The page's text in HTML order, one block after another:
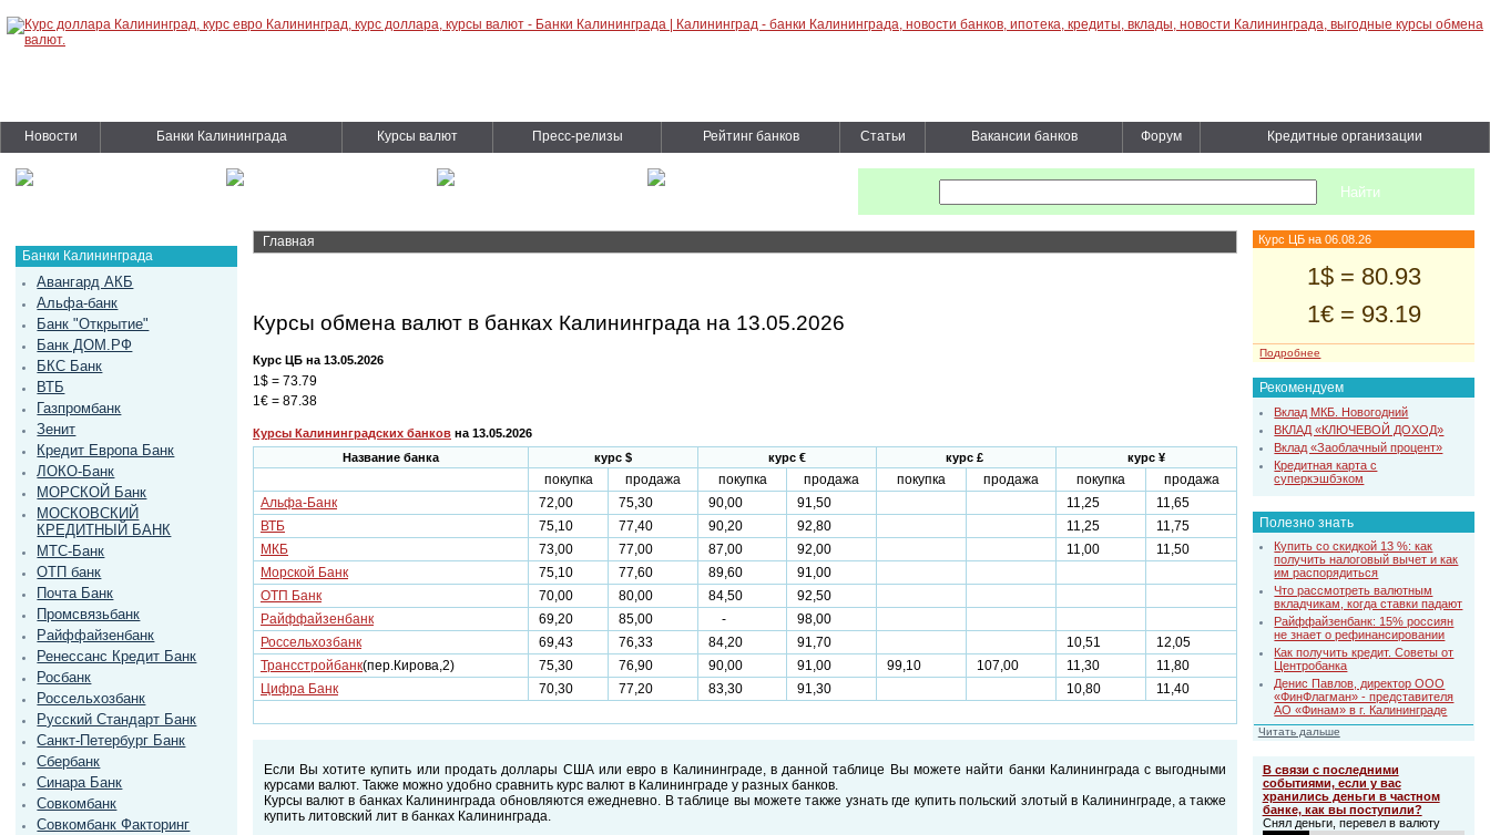
Новости Банки Калининграда Курсы валют Пресс-релизы Рейтинг банков Статьи Вакансии банков Форум Кредитные организации
Банки Калининграда
Авангард АКБ
Альфа-банк
Банк "Открытие"
Банк ДОМ.РФ
БКС Банк
ВТБ
Газпромбанк
Зенит
Кредит Европа Банк
ЛОКО-Банк
МОРСКОЙ Банк
МОСКОВСКИЙ
КРЕДИТНЫЙ БАНК
МТС-Банк
ОТП банк
Почта Банк
Промсвязьбанк
Райффайзенбанк
Ренессанс Кредит Банк
Росбанк
Россельхозбанк
Русский Стандарт Банк
Санкт-Петербург Банк
Сбербанк
Синара Банк
Совкомбанк
Совкомбанк Факторинг
Главная
Курсы обмена валют в банках Калининграда на 13.05.2026
Курс ЦБ на 13.05.2026
1$ = 73.79
1€ = 87.38
Курсы Калининградских банков на 13.05.2026
Название банка
курс $ курс € курс £ курс ¥
покупка продажа покупка продажа покупка продажа покупка
продажа
Альфа-Банк
72,00 75,30 90,00 91,50 11,25
11,65
ВТБ
75,10 77,40 90,20 92,80 11,25
11,75
МКБ
73,00 77,00 87,00 92,00 11,00
11,50
Морской Банк
75,10 77,60 89,60
91,00
ОТП Банк
70,00 80,00 84,50
92,50
Райффайзенбанк
69,20 85,00 -
98,00
Россельхозбанк
69,43 76,33 84,20 91,70 10,51
12,05
Трансстройбанк(пер.Кирова,2) 75,30 76,90 90,00 91,00 99,10 107,00 11,30
11,80
Цифра Банк
70,30 77,20 83,30 91,30 10,80 11,40
Если Вы хотите купить или продать доллары США или евро в Калининграде, в данной таблице Вы можете найти банки Калининграда с выгодными
курсами валют. Также можно удобно сравнить курс валют в Калининграде у разных банков.
Курсы валют в банках Калининграда обновляются ежедневно. В таблице вы можете также узнать где купить польский злотый в Калининграде, а также
купить литовский лит в банках Калининграда.
Курс ЦБ на 06.08.26
1$ = 80.93
1€ = 93.19
Подробнее
Рекомендуем
Вклад МКБ. Новогодний
ВКЛАД «КЛЮЧЕВОЙ ДОХОД»
Вклад «Заоблачный процент»
Кредитная карта с
суперкэшбэком
Полезно знать
Купить со скидкой 13 %: как
получить налоговый вычет и как
им распорядиться
Что рассмотреть валютным
вкладчикам, когда ставки падают
Райффайзенбанк: 15% россиян
не знает о рефинансировании
Как получить кредит. Советы от
Центробанка
Денис Павлов, директор ООО
«ФинФлагман» - представителя
АО «Финам» в г. Калининграде
Читать дальше
В связи с последними
событиями, если у вас
хранились деньги в частном
банке, как вы поступили?
Снял деньги, перевел в валюту